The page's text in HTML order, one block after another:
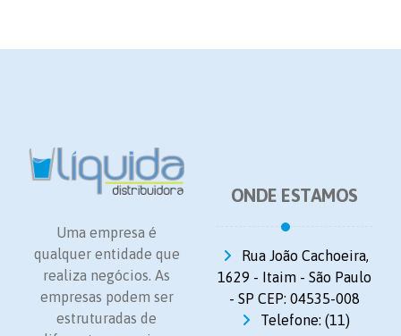
Uma empresa é
qualquer entidade que
realiza negócios. As
empresas podem ser
estruturadas de
ONDE ESTAMOS
Rua João Cachoeira,
1629 - Itaim - São Paulo
- SP CEP: 04535-008
Telefone: (11)